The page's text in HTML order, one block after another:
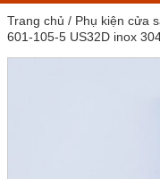
Trang chủ / Phụ kiện cửa
601-105-5 US32D inox